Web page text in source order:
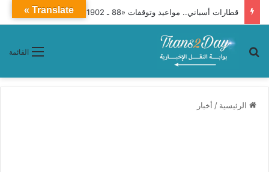
قطارات أسباني.. مواعيد وتوقفات «88 ـ 1902» من الإسكندرية إلى الوجه القبلي وأسوان
القائمة بحث عن
الرئيسية / أخبار
Translate »